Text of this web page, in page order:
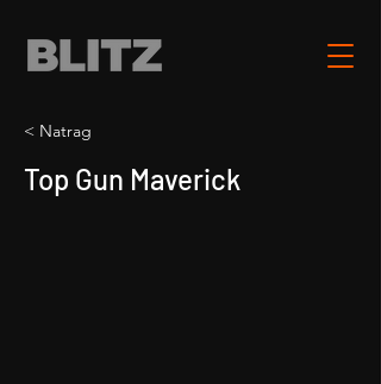
< Natrag
Top Gun Maverick